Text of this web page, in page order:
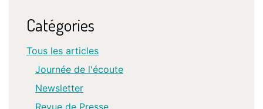
Catégories
Tous les articles
Journée de l'écoute
Newsletter